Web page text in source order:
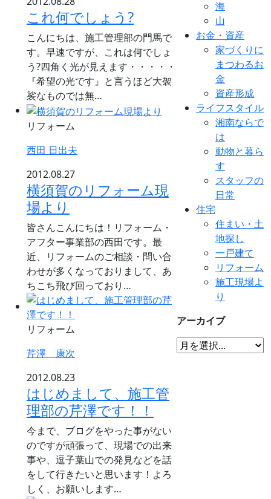
これ何でしょう?
こんにちは、施工管理部の門馬で
す。早速ですが、これは何でしょ
う?四角く光が見えます・・・・・
『希望の光です』と言うほど大袈
裟なものでは無…
リフォーム
西田 日出夫
2012.08.27
横須賀のリフォーム現
場より
皆さんこんにちは！リフォーム・
アフター事業部の西田です。最
近、リフォームのご相談・問い合
わせが多くなっておりまして、あ
ちこち飛び回っており…
リフォーム
芹澤 康次
2012.08.23
はじめまして、施工管
理部の芹澤です！！
今まで、ブログをやった事がない
のですが頑張って、現場での出来
事や、逗子葉山での発見などを話
をして行きたいと思います！よろ
しく、お願いします…
海
山
お金・資産
家づくりに
まつわるお
金
資産形成
ライフスタイル
湘南ならで
は
動物と暮ら
す
スタッフの
日常
住宅
住まい・土
地探し
一戸建て
リフォーム
施工現場よ
り
アーカイブ